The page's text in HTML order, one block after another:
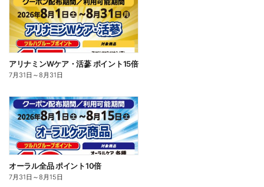
アリナミンWケア・活蔘 ポイント15倍
7月31日 ～8月31日
オーラル全品 ポイント10倍
7月31日 ～8月15日